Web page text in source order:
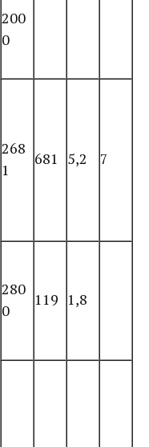
200
0
268
1
681 5,2 7
280
0
119 1,8